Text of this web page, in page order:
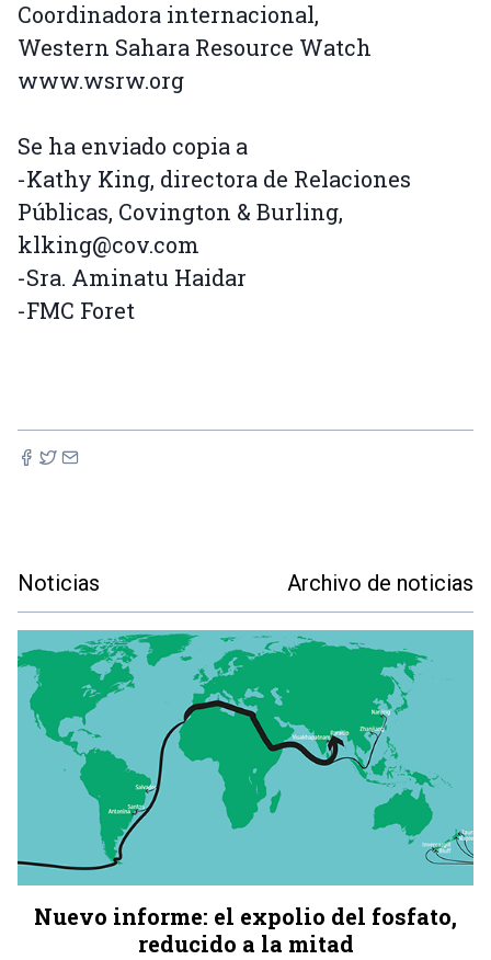
Coordinadora internacional,
Western Sahara Resource Watch
www.wsrw.org
Se ha enviado copia a
-Kathy King, directora de Relaciones
Públicas, Covington & Burling,
klking@cov.com
-Sra. Aminatu Haidar
-FMC Foret
Noticias Archivo de noticias
Nuevo informe: el expolio del fosfato,
reducido a la mitad